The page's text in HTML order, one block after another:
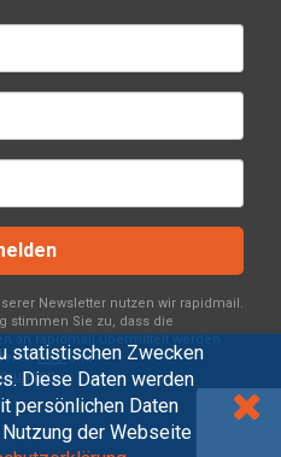
statistischen Zwecken
Diese Daten werden
persönlichen Daten
der Webseite
Newsletter nutzen wir rapidmail.
stimmen Sie zu, dass die
an rapidmail übermittelt werden.
AGBund
.